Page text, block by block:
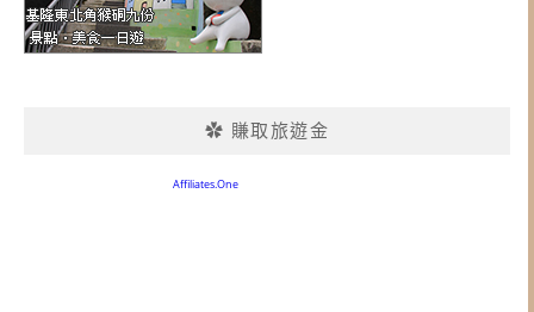
✿ 賺取旅遊金